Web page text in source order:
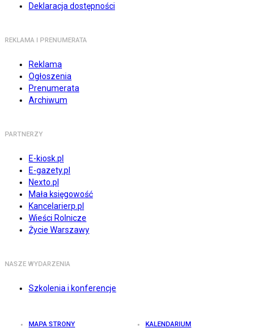
Deklaracja dostępności
REKLAMA I PRENUMERATA
Reklama
Ogłoszenia
Prenumerata
Archiwum
PARTNERZY
E-kiosk.pl
E-gazety.pl
Nexto.pl
Mała księgowość
Kancelarierp.pl
Wieści Rolnicze
Życie Warszawy
NASZE WYDARZENIA
Szkolenia i konferencje
MAPA STRONY KALENDARIUM